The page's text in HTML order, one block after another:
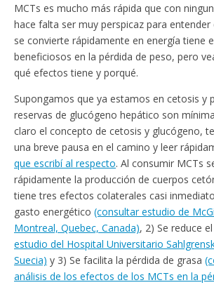
MCTs es mucho más rápida que con
hace falta ser muy perspicaz para entender
se convierte rápidamente en energía tiene
beneficiosos en la pérdida de peso, pero
qué efectos tiene y porqué.
Supongamos que ya estamos en cetosis y
reservas de glucógeno hepático son
claro el concepto de cetosis y glucógeno,
una breve pausa en el camino y leer
que escribí al respecto. Al consumir MCTs
rápidamente la producción de cuerpos
tiene tres efectos colaterales casi
gasto energético (consultar estudio de
Montreal, Quebec, Canada), 2) Se reduce
estudio del Hospital Universitario
Suecia) y 3) Se facilita la pérdida de grasa
análisis de los efectos de los MCTs en la